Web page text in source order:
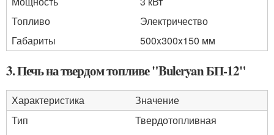
Топливо
Электричество
Габариты
500x300x150 мм
3. Печь на твердом топливе "Buleryan БП-12"
Характеристика
Значение
Тип
Твердотопливная